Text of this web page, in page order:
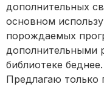
дополнительных
основном
порождаемых
дополнительными
библиотеке
Предлагаю